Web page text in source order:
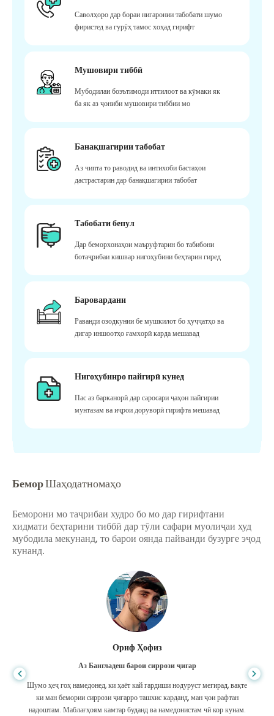
Саволҳоро дар бораи нигаронии табобати шумо
фиристед ва гурӯҳ тамос хоҳад гирифт
Мушовири тиббӣ
Мубодилаи боэътимоди иттилоот ва кӯмаки як
ба як аз ҷониби мушовири тиббии мо
Банақшагирии табобат
Аз чипта то раводид ва интихоби бастаҳои
дастрастарин дар банақшагирии табобат
Табобати бепул
Дар беморхонаҳои маъруфтарин бо табибони
ботаҷрибаи кишвар нигоҳубини беҳтарин гиред
Баровардани
Раванди озодкунии бе мушкилот бо ҳуҷҷатҳо ва
дигар иншоотҳо ғамхорӣ карда мешавад
Нигоҳубинро пайгирӣ кунед
Пас аз барканорӣ дар саросари ҷаҳон пайгирии
мунтазам ва иҷрои доруворӣ гирифта мешавад
БеморШаҳодатномаҳо
Беморони мо таҷрибаи худро бо мо дар гирифтани
хидмати беҳтарини тиббӣ дар тӯли сафари муолиҷаи худ
мубодила мекунанд, то барои оянда пайванди бузурге эҷод
кунанд.
Ориф Ҳофиз
Аз Бангладеш барои сиррози ҷигар
Шумо ҳеҷ гоҳ намедонед, ки ҳаёт кай гардиши нодуруст мегирад, вақте
ки ман бемории сиррози ҷигарро ташхис карданд, ман ҷои рафтан
надоштам. Маблағҳоям камтар буданд ва намедонистам чӣ кор кунам.